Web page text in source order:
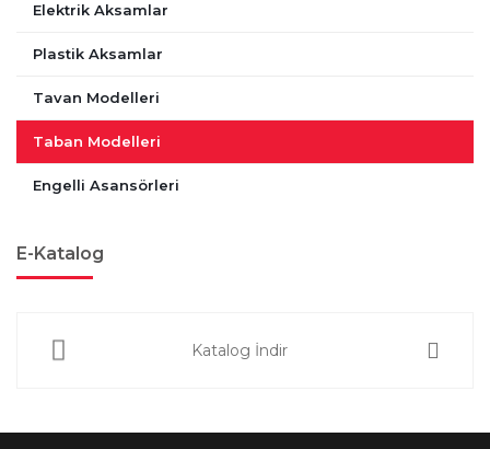
Elektrik Aksamlar
Plastik Aksamlar
Tavan Modelleri
Taban Modelleri
Engelli Asansörleri
E-Katalog
Katalog İndir